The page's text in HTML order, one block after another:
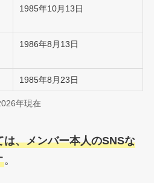
1985年10月13日
1986年8月13日
1985年8月23日
年現在
、メンバー本人のSNSな
。